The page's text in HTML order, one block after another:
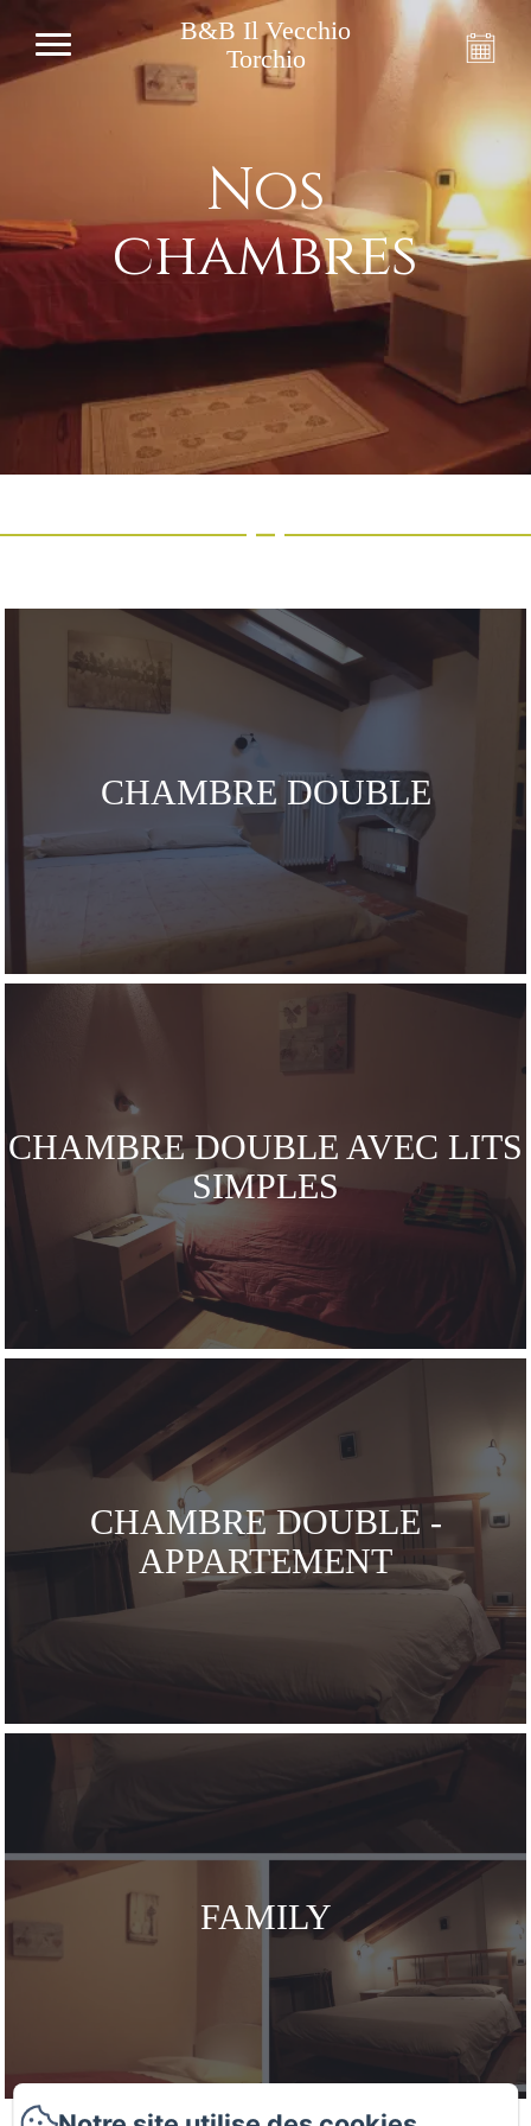
B&B Il Vecchio
Torchio
Nos
chambres
CHAMBRE DOUBLE
CHAMBRE DOUBLE AVEC LITS
SIMPLES
CHAMBRE DOUBLE -
APPARTEMENT
FAMILY